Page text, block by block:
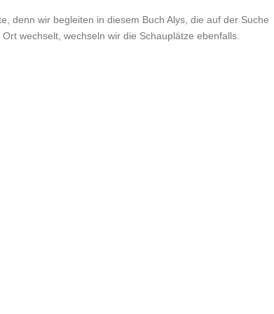
denn wir begleiten in diesem Buch Alys, die auf der Suche
wechselt, wechseln wir die Schauplätze ebenfalls.